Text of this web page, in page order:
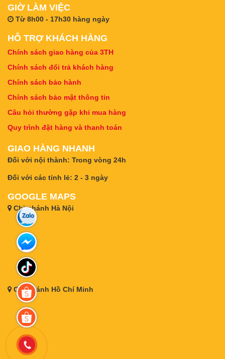
GIỜ LÀM VIỆC
Từ 8h00 - 17h30 hàng ngày
HỖ TRỢ KHÁCH HÀNG
Chính sách giao hàng của 3TH
Chính sách đổi trả khách hàng
Chính sách bảo hành
Chính sách bảo mật thông tin
Câu hỏi thường gặp khi mua hàng
Quy trình đặt hàng và thanh toán
GIAO HÀNG NHANH
Đối với nội thành: Trong vòng 24h
Đối với các tỉnh lẻ: 2 - 3 ngày
GOOGLE MAPS
Chi nhánh Hà Nội
Chi nhánh Hồ Chí Minh